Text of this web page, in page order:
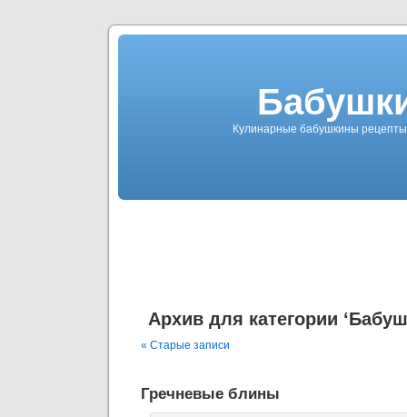
Кулинарные бабушкины рецепты
Архив для категории
« Старые записи
Гречневые блины